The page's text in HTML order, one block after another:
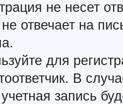
не несет
отвечает на
для
В
учетная запись